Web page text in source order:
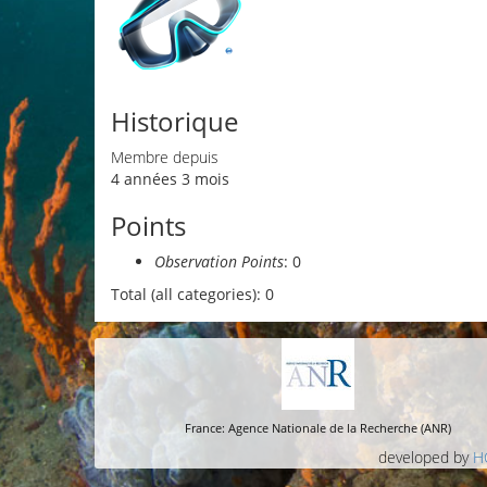
Historique
Membre depuis
4 années 3 mois
Points
Observation Points: 0
Total (all categories): 0
France: Agence Nationale de la Recherche (ANR)
developed by